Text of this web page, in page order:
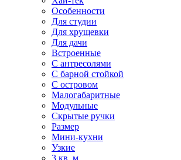
Особенности
Для студии
Для хрущевки
Для дачи
Встроенные
С антресолями
С барной стойкой
С островом
Малогабаритные
Модульные
Скрытые ручки
Размер
Мини-кухни
Узкие
3 кв. м.